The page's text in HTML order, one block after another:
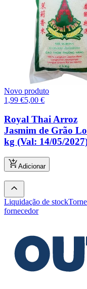
Novo produto
1,99 €5,00 €
Royal Thai Arroz
Jasmim de Grão
kg (Val: 14/05/
Adicionar
Liquidação de stock
fornecedor